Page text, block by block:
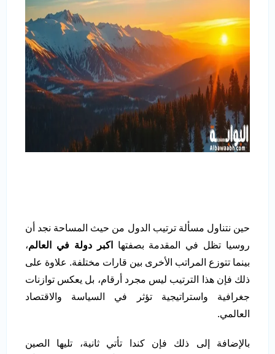
حين نتناول مسألة ترتيب الدول من حيث المساحة نجد أن
روسيا تظل في المقدمة بصفتها
اكبر دولة في العالم،
بينما تتوزع المراتب الأخرى بين قارات مختلفة. علاوة على
ذلك فإن هذا الترتيب ليس مجرد أرقام، بل يعكس توازنات
جغرافية واستراتيجية تؤثر في السياسة والاقتصاد
العالمي.
بالإضافة إلى ذلك فإن كندا تأتي ثانية، تليها الصين